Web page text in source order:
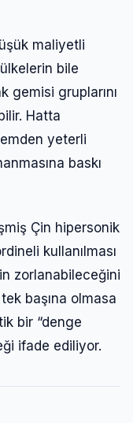
maliyetli
bile
gemisi gruplarını
Hatta
yeterli
baskı
Çin hipersonik
kullanılması
zorlanabileceğini
başına olmasa
bir “denge
ifade ediliyor.